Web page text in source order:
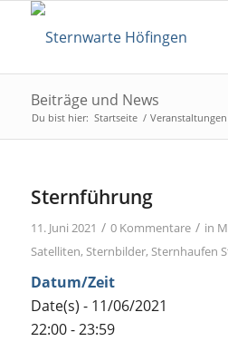
Beiträge und News
Du bist hier: Startseite / Veranstaltungen
Sternführung
11. Juni 2021 / 0 Kommentare / in
Satelliten, Sternbilder, Sternhaufen
Datum/Zeit
Date(s) - 11/06/2021
22:00 - 23:59